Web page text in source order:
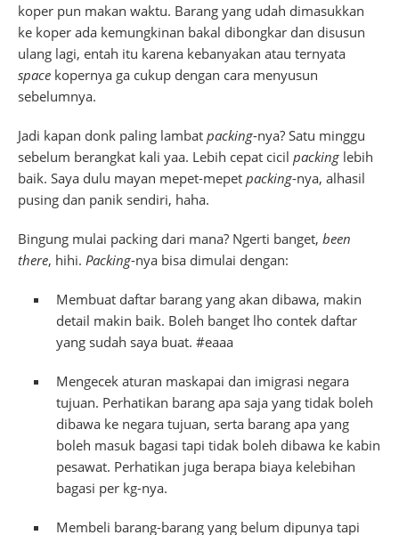
koper pun makan waktu. Barang yang udah dimasukkan
ke koper ada kemungkinan bakal dibongkar dan disusun
ulang lagi, entah itu karena kebanyakan atau ternyata
space kopernya ga cukup dengan cara menyusun
sebelumnya.
Jadi kapan donk paling lambat packing-nya? Satu minggu
sebelum berangkat kali yaa. Lebih cepat cicil packing lebih
baik. Saya dulu mayan mepet-mepet packing-nya, alhasil
pusing dan panik sendiri, haha.
Bingung mulai packing dari mana? Ngerti banget, been
there, hihi. Packing-nya bisa dimulai dengan:
Membuat daftar barang yang akan dibawa, makin
detail makin baik. Boleh banget lho contek daftar
yang sudah saya buat. #eaaa
Mengecek aturan maskapai dan imigrasi negara
tujuan. Perhatikan barang apa saja yang tidak boleh
dibawa ke negara tujuan, serta barang apa yang
boleh masuk bagasi tapi tidak boleh dibawa ke kabin
pesawat. Perhatikan juga berapa biaya kelebihan
bagasi per kg-nya.
Membeli barang-barang yang belum dipunya tapi